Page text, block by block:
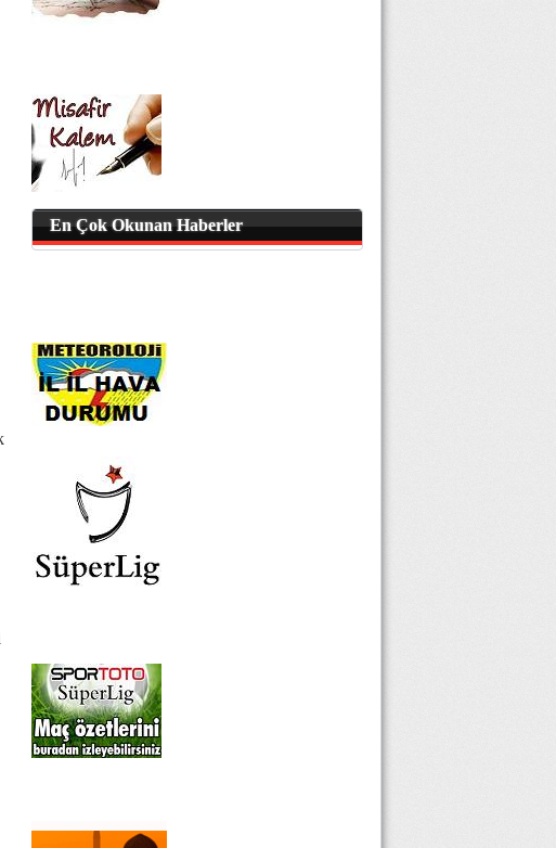
En Çok Okunan Haberler